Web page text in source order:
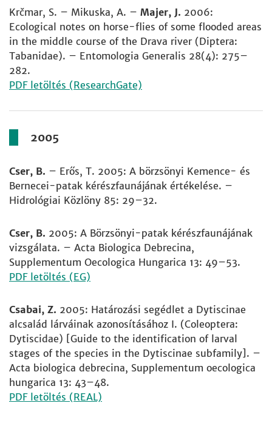
Krčmar, S. – Mikuska, A. – Majer, J. 2006:
Ecological notes on horse-flies of some flooded areas
in the middle course of the Drava river (Diptera:
Tabanidae). – Entomologia Generalis 28(4): 275–
282.
PDF letöltés (ResearchGate)
2005
Cser, B. – Erős, T. 2005: A börzsönyi Kemence- és
Bernecei-patak kérészfaunájának értékelése. –
Hidrológiai Közlöny 85: 29–32.
Cser, B. 2005: A Börzsönyi-patak kérészfaunájának
vizsgálata. – Acta Biologica Debrecina,
Supplementum Oecologica Hungarica 13: 49–53.
PDF letöltés (EG)
Csabai, Z. 2005: Határozási segédlet a Dytiscinae
alcsalád lárváinak azonosításához I. (Coleoptera:
Dytiscidae) [Guide to the identification of larval
stages of the species in the Dytiscinae subfamily]. –
Acta biologica debrecina, Supplementum oecologica
hungarica 13: 43–48.
PDF letöltés (REAL)